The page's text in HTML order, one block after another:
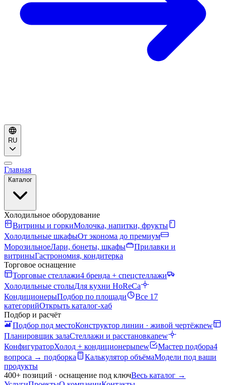
RU
Главная
Каталог
Холодильное оборудование
Витрины и горкиМолочка, напитки, фрукты
Холодильные шкафыОт эконома до премиум
МорозильноеЛари, бонеты, шкафы
Прилавки и
витриныГастрономия, кондитерка
Торговое оснащение
Торговые стеллажи4 бренда + спецстеллажи
Холодильные столыДля кухни HoReCa
КондиционерыПодбор по площади
Все 17
категорийОткрыть каталог-хаб
Подбор и расчёт
Подбор под местоКонструктор линии · живой чертёжnew
Планировщик залаСтеллажи и расстановкаnew
КонфигураторХолод + кондиционерыnew Мастер подбора4
вопроса → подборка
Калькулятор объёмаМодели под ваши
продукты
400+ позиций · оснащение под ключВесь каталог →